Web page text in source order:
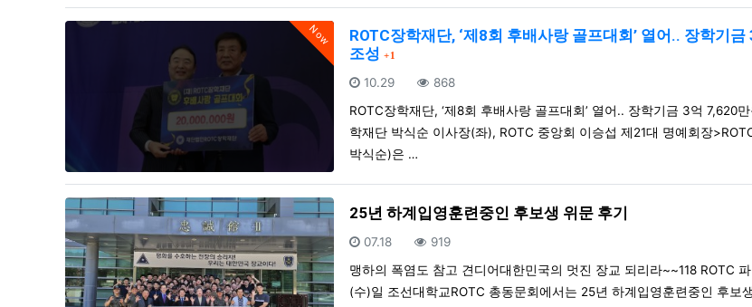
Now
ROTC장학재단, ‘제8회 후배사랑 골프대회’ 열어.. 장학기
조성 댓글
1
등록일
10.29 조회
868
ROTC장학재단, ‘제8회 후배사랑 골프대회’ 열어.. 장학기금 3억 7,620
학재단 박식순 이사장(좌), ROTC 중앙회 이승섭 제21대 명예회장
박식순)은 …
25년 하계입영훈련중인 후보생 위문 후기
등록일
07.18 조회
919
맹하의 폭염도 참고 견디어대한민국의 멋진 장교 되리라~~118 ROTC
(수)일 조선대학교ROTC 총동문회에서는 25년 하계입영훈련중인 후보